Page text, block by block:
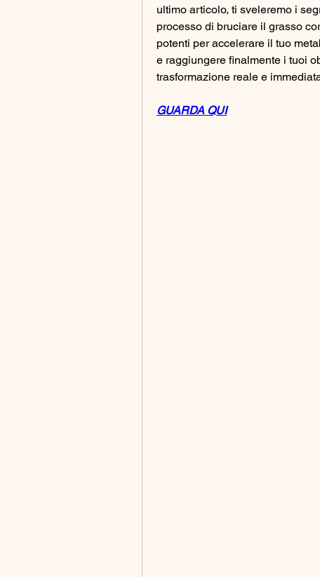
ultimo articolo, ti sveleremo i
processo di bruciare il grasso
potenti per accelerare il tuo
e raggiungere finalmente i tuoi
trasformazione reale e
GUARDA QUI